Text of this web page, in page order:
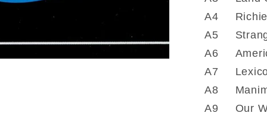
A4 Richie
A5
A6
A7
A8
A9 Our